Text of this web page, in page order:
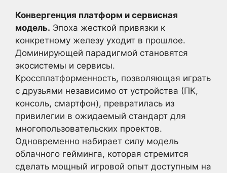
Конвергенция платформ и сервисная
модель. Эпоха жесткой привязки к
конкретному железу уходит в прошлое.
Доминирующей парадигмой становятся
экосистемы и сервисы.
Кроссплатформенность, позволяющая играть
с друзьями независимо от устройства (ПК,
консоль, смартфон), превратилась из
привилегии в ожидаемый стандарт для
многопользовательских проектов.
Одновременно набирает силу модель
облачного гейминга, которая стремится
сделать мощный игровой опыт доступным на